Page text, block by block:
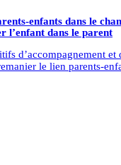
enfants dans le
l’enfant dans le parent
d’accompagnement
le lien parents-